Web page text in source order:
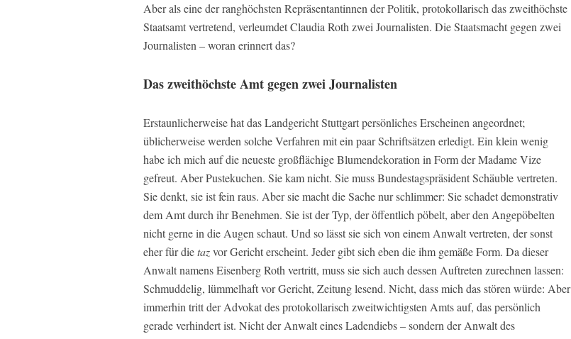
Aberalseine der ranghöchsten Repräsentantinnen der Politik, protokollarisch das zweithöchste
Staatsamt vertretend, verleumdet Claudia Roth zwei Journalisten. Die Staatsmacht gegen zwei
Journalisten – woran erinnert das?
Das zweithöchste Amt gegen zwei Journalisten
Erstaunlicherweise hat das Landgericht Stuttgart persönliches Erscheinen angeordnet;
üblicherweise werden solche Verfahren mit ein paar Schriftsätzen erledigt. Ein klein wenig
habe ich mich auf die neueste großflächige Blumendekoration in Form der Madame Vize
gefreut. Aber Pustekuchen. Sie kam nicht. Sie muss Bundestagspräsident Schäuble vertreten.
Sie denkt, sie ist fein raus. Aber sie macht die Sache nur schlimmer: Sie schadet demonstrativ
dem Amt durch ihr Benehmen. Sie ist der Typ, der öffentlich pöbelt, aber den Angepöbelten
nicht gerne in die Augen schaut. Und so lässt sie sich von einem Anwalt vertreten, der sonst
eher für dietazvor Gericht erscheint. Jeder gibt sich eben die ihm gemäße Form. Da dieser
Anwalt namens Eisenberg Roth vertritt, muss sie sich auch dessen Auftreten zurechnen lassen:
Schmuddelig, lümmelhaft vor Gericht, Zeitung lesend. Nicht, dass mich das stören würde: Aber
immerhin tritt der Advokat des protokollarisch zweitwichtigsten Amts auf, das persönlich
gerade verhindert ist. Nicht der Anwalt eines Ladendiebs – sondern der Anwalt des